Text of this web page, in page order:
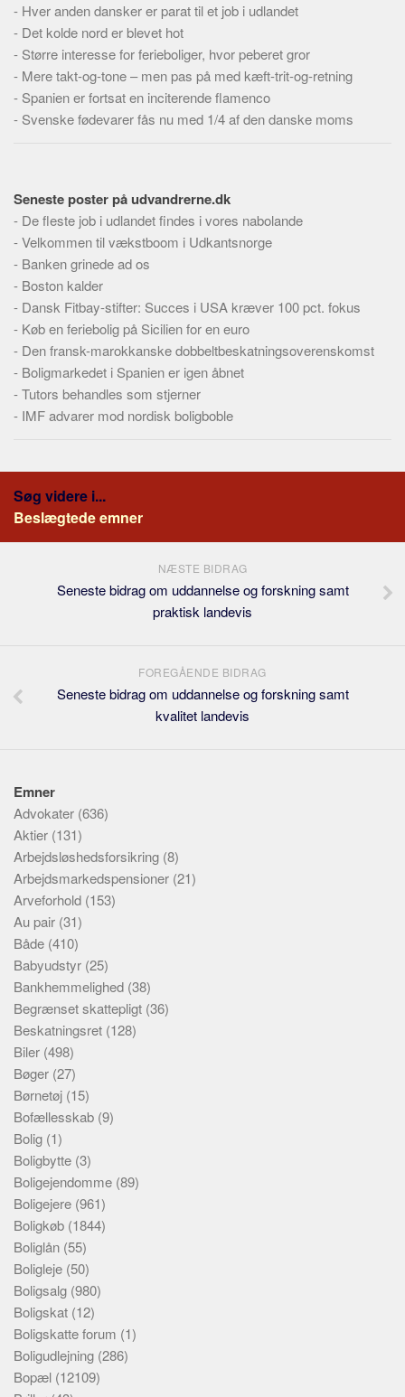
Statistik
Praktisk
Alle
Meta
Skribenter
Personer
Steder
Om
Forhistorien
Redigering
Tekstannoncer
- Hver anden dansker er parat til et job i udlandet
- Det kolde nord er blevet hot
- Større interesse for ferieboliger, hvor peberet gror
- Mere takt-og-tone – men pas på med kæft-trit-og-retning
- Spanien er fortsat en inciterende flamenco
- Svenske fødevarer fås nu med 1/4 af den danske moms
Seneste poster på udvandrerne.dk
- De fleste job i udlandet findes i vores nabolande
-Velkommen til vækstboom i Udkantsnorge
- Banken grinede ad os
- Boston kalder
- Dansk Fitbay-stifter: Succes i USA kræver 100 pct. fokus
- Køb en feriebolig på Sicilien for en euro
- Den fransk-marokkanske dobbeltbeskatningsoverenskomst
- Boligmarkedet i Spanien er igen åbnet
-Tutors behandles som stjerner
- IMF advarer mod nordisk boligboble
Søg videre i...
Beslægtede emner
NÆSTE BIDRAG
Seneste bidrag om uddannelse og forskning samt
praktisk landevis
FOREGÅENDE BIDRAG
Seneste bidrag om uddannelse og forskning samt
kvalitet landevis
Emner
Advokater (636)
Aktier (131)
Arbejdsløshedsforsikring (8)
Arbejdsmarkedspensioner (21)
Arveforhold (153)
Au pair (31)
Både (410)
Babyudstyr (25)
Bankhemmelighed (38)
Begrænset skattepligt (36)
Beskatningsret (128)
Biler (498)
Bøger (27)
Børnetøj (15)
Bofællesskab (9)
Bolig (1)
Boligbytte (3)
Boligejendomme (89)
Boligejere (961)
Boligkøb (1844)
Boliglån (55)
Boligleje (50)
Boligsalg (980)
Boligskat (12)
Boligskatte forum (1)
Boligudlejning (286)
Bopæl (12109)